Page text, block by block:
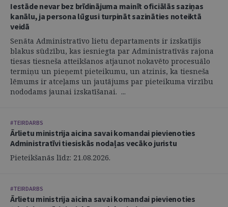
Iestāde nevar bez brīdinājuma mainīt oficiālās saziņas
kanālu, ja persona lūgusi turpināt sazināties noteiktā
veidā
Senāta Administratīvo lietu departaments ir izskatījis
blakus sūdzību, kas iesniegta par Administratīvās rajona
tiesas tiesneša atteikšanos atjaunot nokavēto procesuālo
termiņu un pieņemt pieteikumu, un atzinis, ka tiesneša
lēmums ir atceļams un jautājums par pieteikuma virzību
nododams jaunai izskatīšanai. ...
#TEIRDARBS
Ārlietu ministrija aicina savai komandai pievienoties
Administratīvi tiesiskās nodaļas vecāko juristu
Pieteikšanās līdz: 21.08.2026.
#TEIRDARBS
Ārlietu ministrija aicina savai komandai pievienoties